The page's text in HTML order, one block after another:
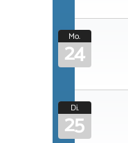
Mo.
24
Di.
25